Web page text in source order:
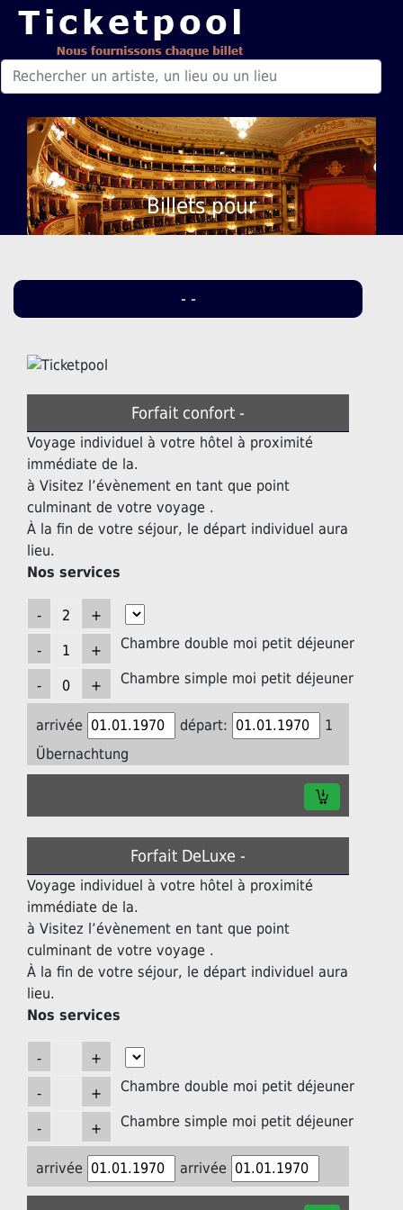
Billets pour
- -
Forfait confort -
Voyage individuel à votre hôtel à proximité
immédiate de la.
à Visitez l’évènement en tant que point
culminant de votre voyage .
À la fin de votre séjour, le départ individuel aura
lieu.
Nos services
Chambre double moi petit déjeuner
Chambre simple moi petit déjeuner
arrivée départ:
1
Übernachtung
Forfait DeLuxe -
Voyage individuel à votre hôtel à proximité
immédiate de la.
à Visitez l’évènement en tant que point
culminant de votre voyage .
À la fin de votre séjour, le départ individuel aura
lieu.
Nos services
Chambre double moi petit déjeuner
Chambre simple moi petit déjeuner
arrivée arrivée